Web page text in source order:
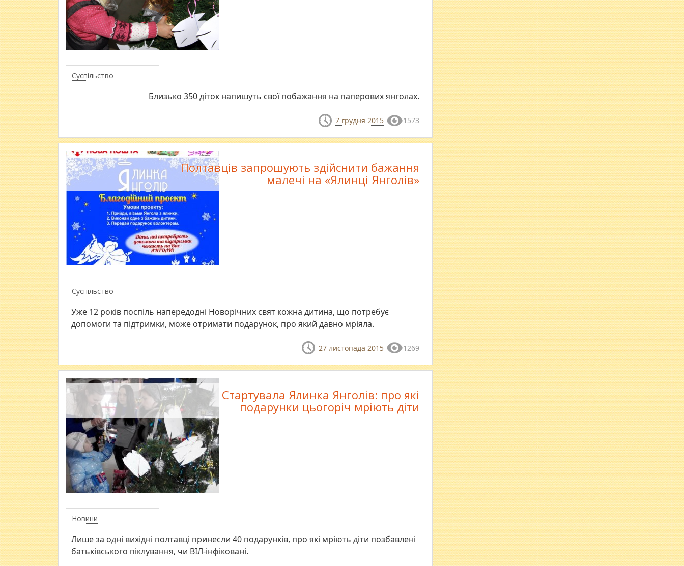
Суспільство
Близько 350 діток напишуть свої побажання на паперових янголах.
7 грудня 2015 1573
Суспільство
Полтавців запрошують здійснити бажання
малечі на «Ялинці Янголів»
Уже 12 років поспіль напередодні Новорічних свят кожна дитина, що потребує
допомоги та підтримки, може отримати подарунок, про який давно мріяла.
27 листопада 2015 1269
Новини
Стартувала Ялинка Янголів: про які
подарунки цьогоріч мріють діти
Лише за одні вихідні полтавці принесли 40 подарунків, про які мріють діти позбавлені
батьківського піклування, чи ВІЛ-інфіковані.